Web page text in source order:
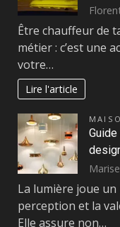
Être chauffeur de
métier : c’est une
votre…
Lire l'article
Marise
La lumière joue
perception et la
Elle assure non…